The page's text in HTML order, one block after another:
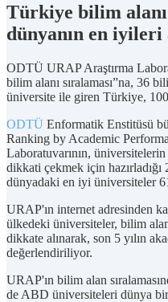
Türkiye bilim alanı
dünyanın en iyileri
ODTÜ URAP Araştırma
bilim alanı sıralaması”na, 36
üniversite ile giren Türkiye, 100
ODTÜ Enformatik Enstitüsü
Ranking by Academic
Laboratuvarının,
dikkati çekmek için hazırladığı
dünyadaki en iyi üniversiteler
URAP'ın internet adresinden
ülkedeki üniversiteler, bilim
dikkate alınarak, son 5 yılın
değerlendiriliyor.
URAP'ın bilim alan
de ABD üniversiteleri dünya